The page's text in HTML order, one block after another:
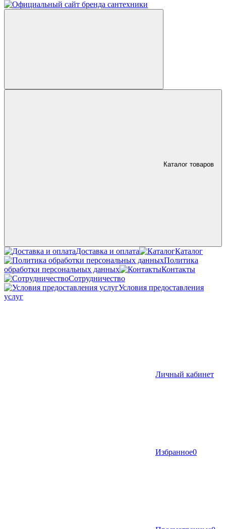
Каталог товаров
Доставка и оплата
Каталог
Политика
обработки персональных данных
Контакты
Сотрудничество
Условия предоставления
услуг
Личный кабинет
Избранное0